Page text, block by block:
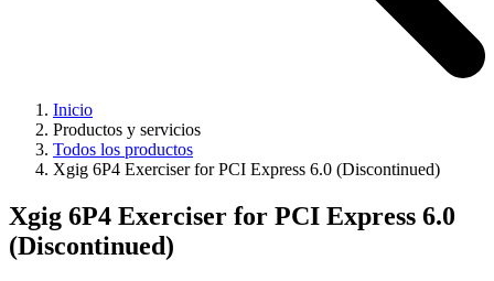
Inicio
Productos y servicios
Todos los productos
Xgig 6P4 Exerciser for PCI Express 6.0 (Discontinued)
Xgig 6P4 Exerciser for PCI Express 6.0
(Discontinued)